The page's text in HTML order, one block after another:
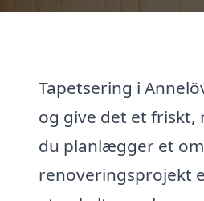
Tapetsering i
og give det et friskt,
du planlægger et
renoveringsprojekt